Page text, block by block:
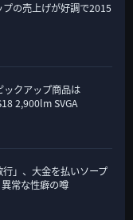
の売上げが好調で2015
クアップ商品は
2,900lm SVGA
行」、大金を払いソープ
常な性癖の噂